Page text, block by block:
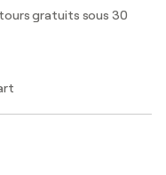
gratuits sous 30